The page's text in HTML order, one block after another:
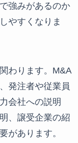
強みがあるのか
やすくなりま
わります。M&A
発注者や従業員
会社への説明
、譲受企業の紹
があります。